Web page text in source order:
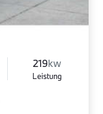
219kw
Leistung